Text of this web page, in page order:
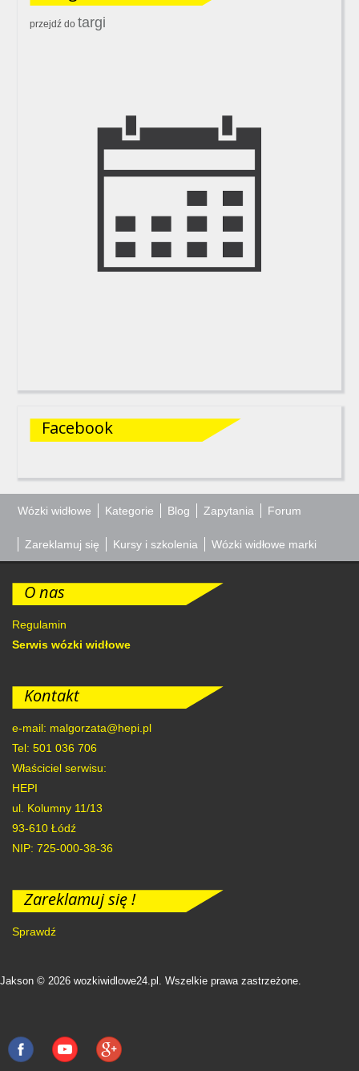
przejdź dotargi
Facebook
Wózki widłowe Kategorie Blog Zapytania Forum
Zareklamuj się Kursy i szkolenia Wózki widłowe marki
O nas
Regulamin
Serwis wózki widłowe
Kontakt
e-mail: malgorzata@hepi.pl
Tel: 501 036 706
Właściciel serwisu:
HEPI
ul. Kolumny 11/13
93-610 Łódź
NIP: 725-000-38-36
Zareklamuj się !
Sprawdź
Jakson © 2026 wozkiwidlowe24.pl. Wszelkie prawa zastrzeżone.